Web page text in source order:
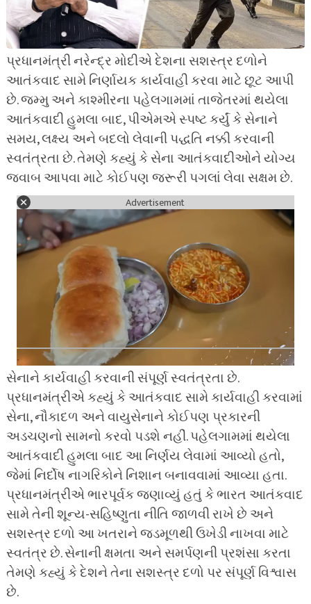
પ્રધાનમંત્રી નરેન્દ્ર મોદીએ દેશના સશસ્ત્ર દળોને
આતંકવાદ સામે નિર્ણાયક કાર્યવાહી કરવા માટે છૂટ આપી
છે. જમ્મુ અને કાશ્મીરના પહેલગામમાં તાજેતરમાં થયેલા
આતંકવાદી હુમલા બાદ, પીએમએ સ્પષ્ટ કર્યું કે સેનાને
સમય, લક્ષ્ય અને બદલો લેવાની પદ્ધતિ નક્કી કરવાની
સ્વતંત્રતા છે. તેમણે કહ્યું કે સેના આતંકવાદીઓને યોગ્ય
જવાબ આપવા માટે કોઈપણ જરૂરી પગલાં લેવા સક્ષમ છે.
Advertisement
સેનાને કાર્યવાહી કરવાની સંપૂર્ણ સ્વતંત્રતા છે.
પ્રધાનમંત્રીએ કહ્યું કે આતંકવાદ સામે કાર્યવાહી કરવામાં
સેના, નૌકાદળ અને વાયુસેનાને કોઈપણ પ્રકારની
અડચણનો સામનો કરવો પડશે નહીં. પહેલગામમાં થયેલા
આતંકવાદી હુમલા બાદ આ નિર્ણય લેવામાં આવ્યો હતો,
જેમાં નિર્દોષ નાગરિકોને નિશાન બનાવવામાં આવ્યા હતા.
પ્રધાનમંત્રીએ ભારપૂર્વક જણાવ્યું હતું કે ભારત આતંકવાદ
સામે તેની શૂન્ય-સહિષ્ણુતા નીતિ જાળવી રાખે છે અને
સશસ્ત્ર દળો આ ખતરાને જડમૂળથી ઉખેડી નાખવા માટે
સ્વતંત્ર છે. સેનાની ક્ષમતા અને સમર્પણની પ્રશંસા કરતા
તેમણે કહ્યું કે દેશને તેના સશસ્ત્ર દળો પર સંપૂર્ણ વિશ્વાસ
છે.